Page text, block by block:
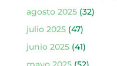
agosto 2025(32)
julio 2025(47)
junio 2025(41)